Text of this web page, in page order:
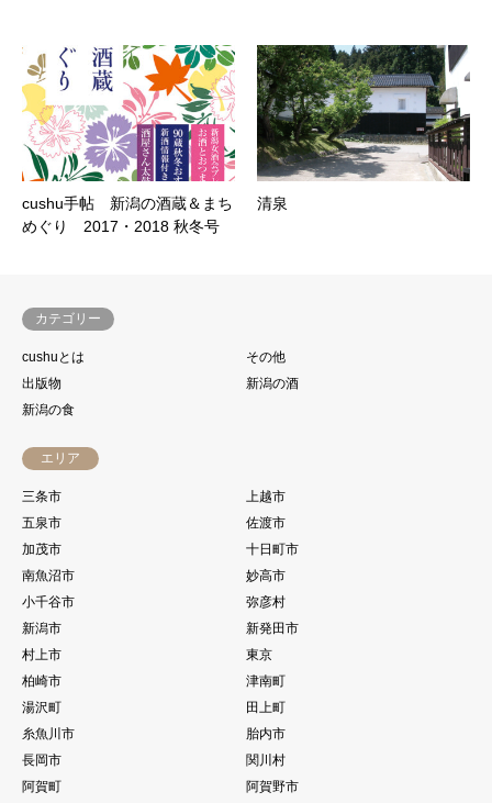
cushu手帖 新潟の酒蔵＆まち
めぐり 2017・2018 秋冬号
清泉
カテゴリー
cushuとは
その他
出版物
新潟の酒
新潟の食
エリア
三条市
上越市
五泉市
佐渡市
加茂市
十日町市
南魚沼市
妙高市
小千谷市
弥彦村
新潟市
新発田市
村上市
東京
柏崎市
津南町
湯沢町
田上町
糸魚川市
胎内市
長岡市
関川村
阿賀町
阿賀野市